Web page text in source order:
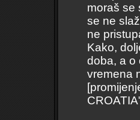
moraš se
se ne
ne
Kako,
doba, a o
vremena